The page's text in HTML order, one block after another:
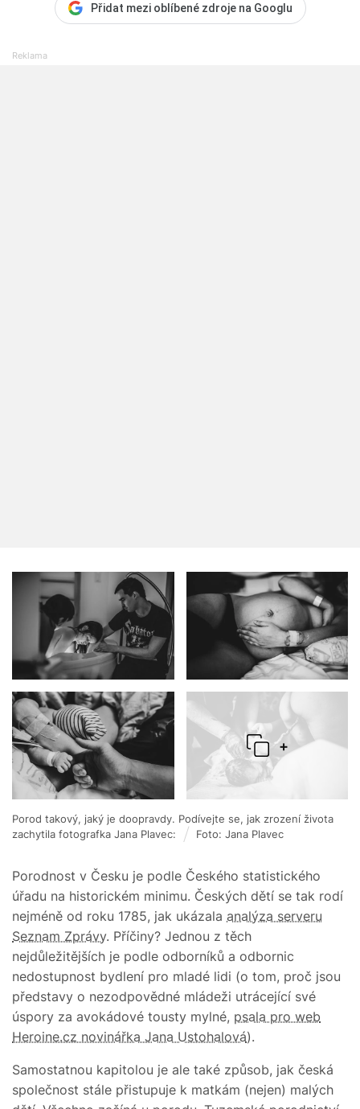
Přidat mezi oblíbené zdroje na Googlu
+
Porod takový, jaký je doopravdy. Podívejte se, jak zrození života
zachytila fotografka Jana Plavec:
Foto: Jana Plavec
Porodnost v Česku je podle Českého statistického
úřadu na historickém minimu. Českých dětí se tak rodí
nejméně od roku 1785, jak ukázala analýza serveru
Seznam Zprávy. Příčiny? Jednou z těch
nejdůležitějších je podle odborníků a odbornic
nedostupnost bydlení pro mladé lidi (o tom, proč jsou
představy o nezodpovědné mládeži utrácející své
úspory za avokádové tousty mylné, psala pro web
Heroine.cz novinářka Jana Ustohalová).
Samostatnou kapitolou je ale také způsob, jak česká
společnost stále přistupuje k matkám (nejen) malých